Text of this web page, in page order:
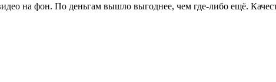
на фон. По деньгам вышло выгоднее, чем где-либо ещё.